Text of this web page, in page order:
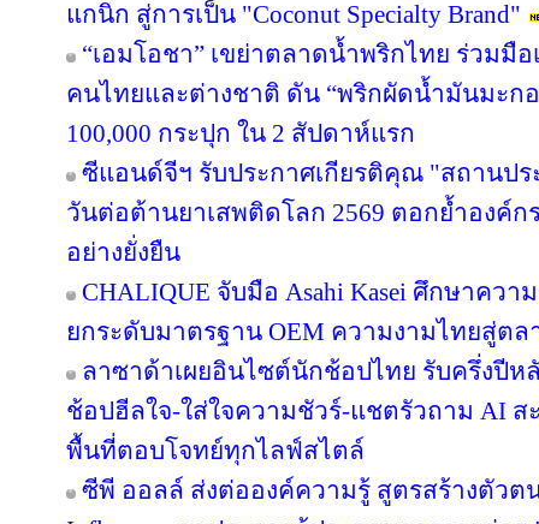
เลี่ยน)
ซันโทรี่ เป๊ปซี่โค ประเทศไทย ชูกลยุทธ์ “ผู้
เติบโตสู่ “บริษัทเครื่องดื่มที่ผู้บริโภครักมากที่
ลาซาด้า ผนึก Meta เสริมแกร่งโปรแกรม
ประสบการณ์ช้อปผ่านโซเชียลในไทยและเอ
รีเอเตอร์ปักตะกร้าสินค้าจากลาซาด้าบน
แบรนด์รังนกแท้ "Bell" ยกระดับดีไซน์ใหม่
Chuchai Influ Diamond Night พร้อมกางแ
ทั่วไทย ชู "หนุ่ม กรรชัย" พรีเซนเตอร์การัน
Thai Coco ยก "ราชบุรี" สู่ใจกลางกรุงเทพฯ
Exhibition "Ratchaburi in the City" ถ่ายทอ
แกนิก สู่การเป็น "Coconut Specialty Brand"
“เอมโอชา” เขย่าตลาดน้ำพริกไทย ร่วมมื